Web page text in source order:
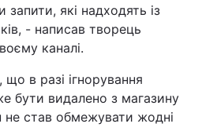
запити, які надходять із
- написав творець
каналі.
в разі ігнорування
бути видалено з магазину
став обмежувати жодні